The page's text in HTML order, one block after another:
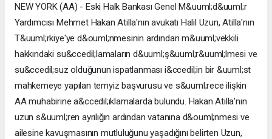
NEW YORK (AA) - Eski Halk Bankası Genel M&uuml;d&uuml;r
Yardımcısı Mehmet Hakan Atilla'nın avukatı Halil Uzun, Atilla'nın
T&uuml;rkiye'ye d&ouml;nmesinin ardından m&uuml;vekkili
hakkındaki su&ccedil;lamaların d&uuml;ş&uuml;r&uuml;lmesi ve
su&ccedil;suz olduğunun ispatlanması i&ccedil;in bir &uuml;st
mahkemeye yapılan temyiz başvurusu ve s&uuml;rece ilişkin
AA muhabirine a&ccedil;ıklamalarda bulundu. Hakan Atilla'nın
uzun s&uuml;ren ayrılığın ardından vatanına d&ouml;nmesi ve
ailesine kavuşmasının mutluluğunu yaşadığını belirten Uzun,